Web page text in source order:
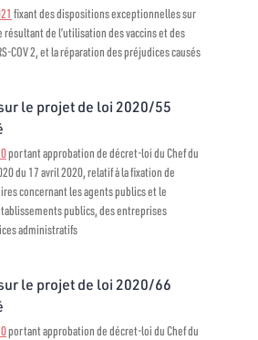
fixant des dispositions exceptionnelles sur
de l’utilisation des vaccins et des
COV 2, et la réparation des préjudices causés
le projet de loi 2020/55
portant approbation de décret-loi du Chef du
du 17 avril 2020, relatif à la fixation de
concernant les agents publics et le
publics, des entreprises
administratifs
le projet de loi 2020/66
portant approbation de décret-loi du Chef du